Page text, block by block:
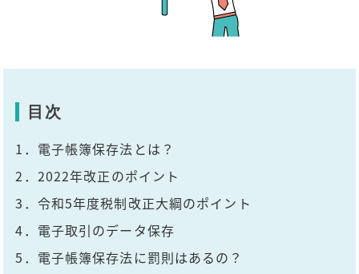
目次
1．電子帳簿保存法とは？
2．2022年改正のポイント
3．令和5年度税制改正大綱のポイント
4．電子取引のデータ保存
5．電子帳簿保存法に罰則はあるの？